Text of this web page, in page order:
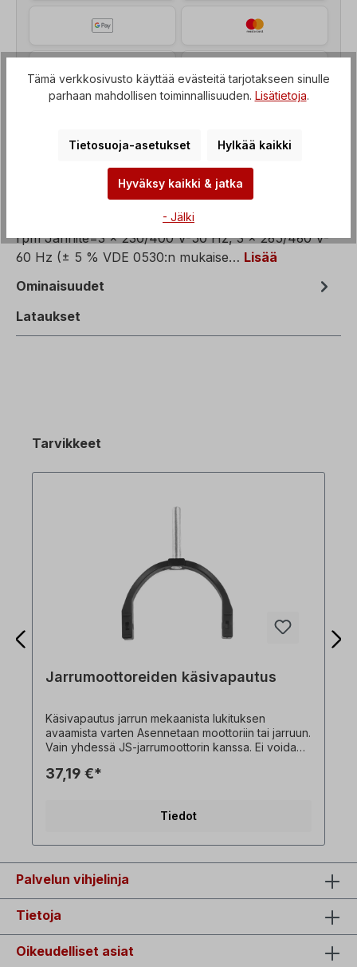
Jarrumoottori, teho=0,37 kW, kierrosluku=1000
rpm Jännite=3 x 230/400 V-50 Hz, 3 x 265/460 V-
60 Hz (± 5 % VDE 0530:n mukaise… Lisää
Ominaisuudet
Lataukset
Tarvikkeet
Jarrumoottoreiden käsivapautus
Käsivapautus jarrun mekaanista lukituksen
avaamista varten Asennetaan moottoriin tai jarruun.
Vain yhdessä JS-jarrumoottorin kanssa. Ei voida
esimerkkejä! Teknisistä muutoksista riippuen.
37,19 €*
Tiedot
Palvelun vihjelinja
Tietoja
Oikeudelliset asiat
Tämä verkkosivusto käyttää evästeitä tarjotakseen sinulle
parhaan mahdollisen toiminnallisuuden. Lisätietoja.
Tietosuoja-asetukset Hylkää kaikki
Hyväksy kaikki & jatka
- Jälki